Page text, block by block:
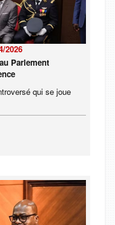
2026
Parlement
qui se joue